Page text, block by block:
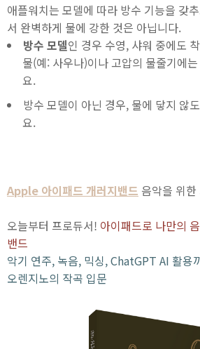
애플워치는 모델에 따라 방수 기능을 갖
서 완벽하게 물에 강한 것은 아닙니다.
방수 모델인 경우 수영, 샤워 중에도
물(예: 사우나)이나 고압의 물줄기에
요.
방수 모델이 아닌 경우, 물에 닿지 않
요.
Apple 아이패드 개러지밴드 음악을 위
오늘부터 프로듀서! 아이패드로 나만의
밴드
악기 연주, 녹음, 믹싱, ChatGPT AI 활용
오렌지노의 작곡 입문